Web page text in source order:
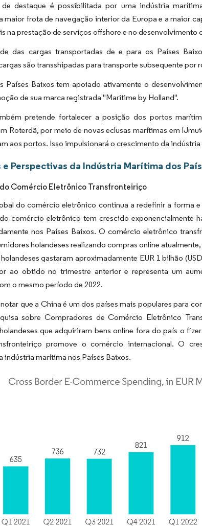
destaque é possibilitada por uma indústria
maior frota de navegação interior da Europa e a maior
na prestação de serviços offshore e no
das cargas transportadas de e para os Países
são transshipadas para transporte subsequente
Países Baixos tem apoiado ativamente o
de sua marca registrada "Maritime by Holland".
pretende fortalecer a posição dos portos
Roterdã, por meio de novas eclusas marítimas em
aos portos. Isso impulsionará o crescimento da
e Perspectivas da Indústria Marítima dos
Comércio Eletrônico Transfronteiriço
do comércio eletrônico continua a redefinir a forma
comércio eletrônico tem crescido exponencialmente
nos Países Baixos. O comércio eletrônico
holandeses realizando compras online
gastaram aproximadamente EUR 1 bilhão
ao obtido no trimestre anterior e representa um
o mesmo período de 2022.
que a China é um dos países mais populares para
sobre Compradores de Comércio Eletrônico
que adquiriram bens online fora do país o
promove o comércio internacional. O
indústria marítima nos Países Baixos.